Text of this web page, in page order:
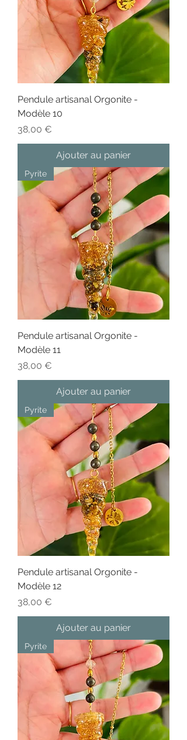
Pendule artisanal Orgonite -
Modèle 10
Prix
38,00 €
Ajouter au panier
Pyrite
Pendule artisanal Orgonite -
Modèle 11
Prix
38,00 €
Ajouter au panier
Pyrite
Pendule artisanal Orgonite -
Modèle 12
Prix
38,00 €
Ajouter au panier
Pyrite